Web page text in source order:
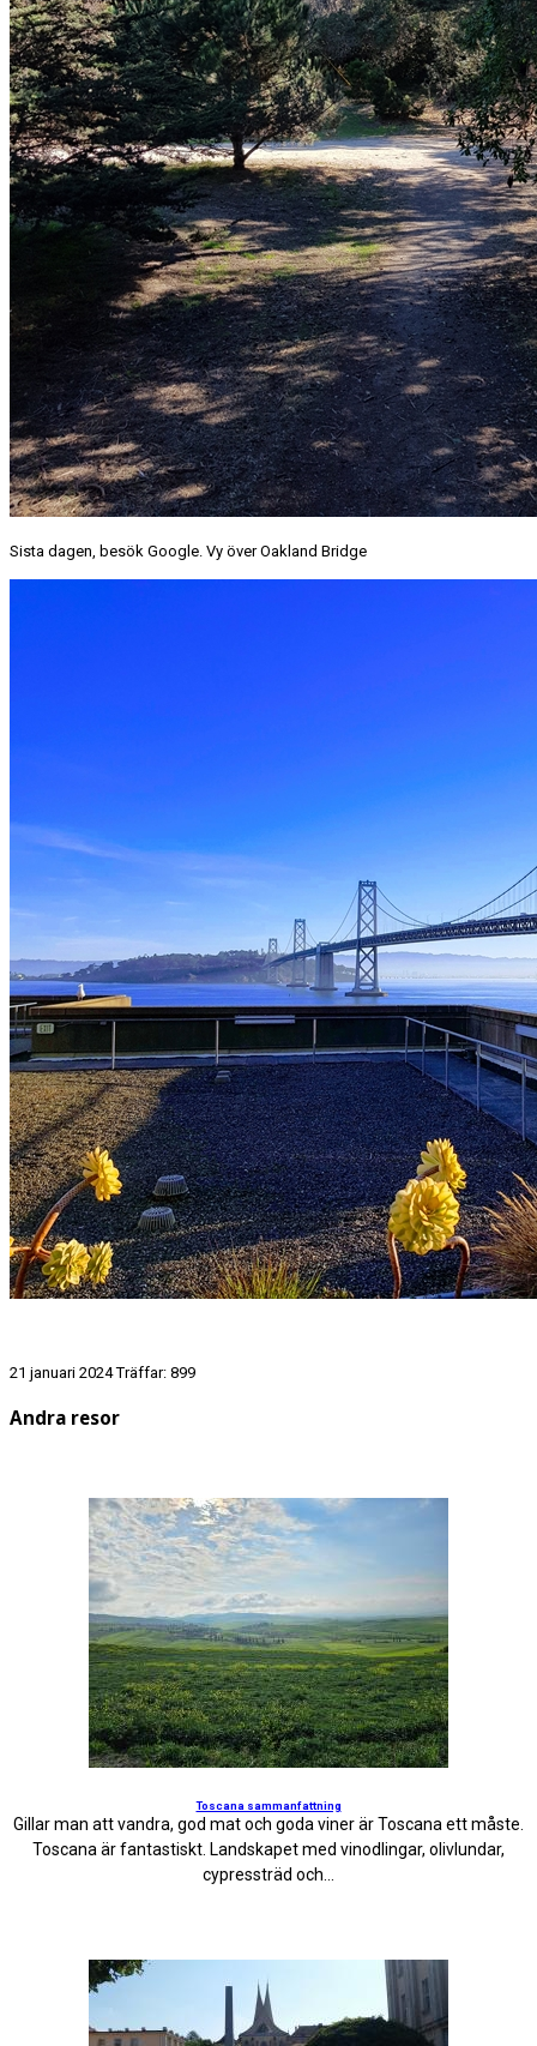
Sista dagen, besök Google. Vy över Oakland Bridge
21 januari 2024Träffar: 899
Andra resor
Toscana sammanfattning
Gillar man att vandra, god mat och goda viner är Toscana ett måste.
Toscana är fantastiskt. Landskapet med vinodlingar, olivlundar,
cypressträd och...